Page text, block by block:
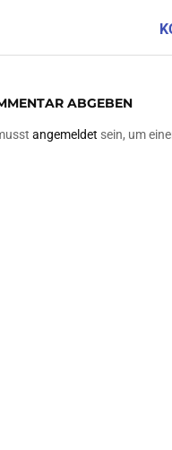
ABGEBEN
angemeldet sein, um